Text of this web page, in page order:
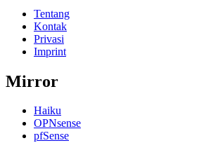
Tentang
Kontak
Privasi
Imprint
Mirror
Haiku
OPNsense
pfSense